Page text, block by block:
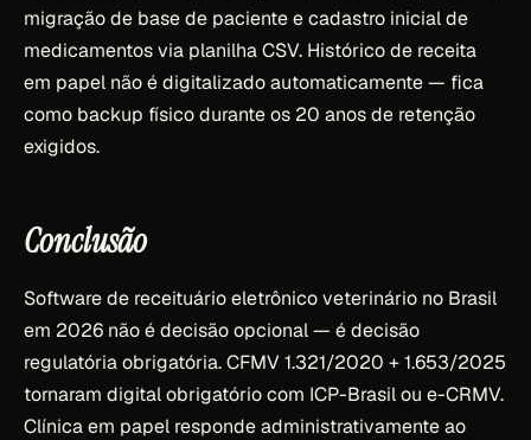
migração de base de paciente e cadastro inicial de
medicamentos via planilha CSV. Histórico de receita
em papel não é digitalizado automaticamente — fica
como backup físico durante os 20 anos de retenção
exigidos.
Conclusão
Software de receituário eletrônico veterinário no Brasil
em 2026 não é decisão opcional — é decisão
regulatória obrigatória. CFMV 1.321/2020 + 1.653/2025
tornaram digital obrigatório com ICP-Brasil ou e-CRMV.
Clínica em papel responde administrativamente ao